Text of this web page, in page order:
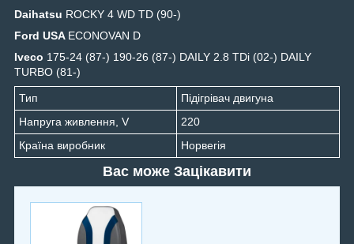
Daihatsu ROCKY 4 WD TD (90-)
Ford USA ECONOVAN D
Iveco 175-24 (87-) 190-26 (87-) DAILY 2.8 TDi (02-) DAILY
TURBO (81-)
Тип
Підігрівач двигуна
Напруга живлення, V
220
Країна виробник
Норвегія
Вас може Зацікавити